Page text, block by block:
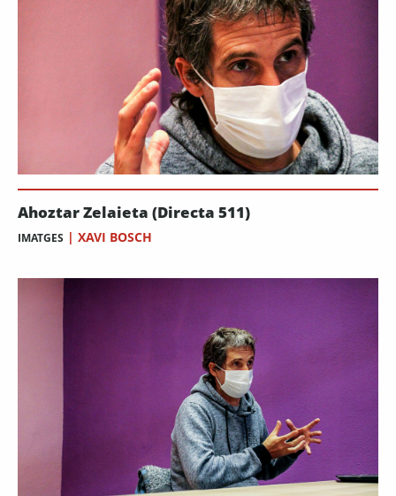
Ahoztar Zelaieta (Directa 511)
IMATGES | XAVI BOSCH